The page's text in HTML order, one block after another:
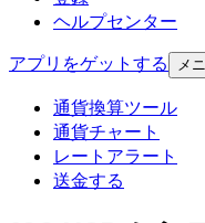
ヘルプセンター
アプリをゲットする
メ
通貨換算ツール
通貨チャート
レートアラート
送金する